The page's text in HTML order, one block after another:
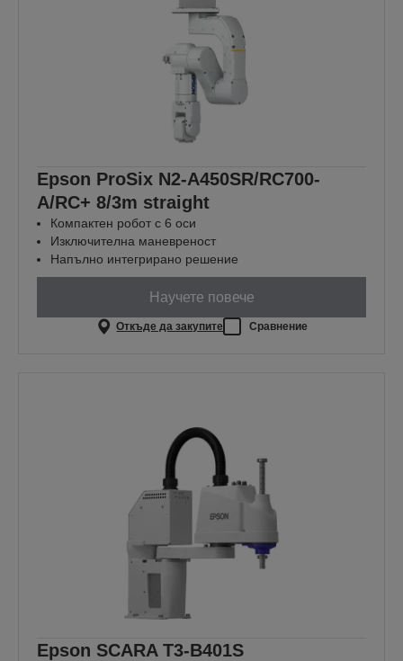
Epson ProSix N2-A450SR/RC700-
A/RC+ 8/3m straight
Компактен робот с 6 оси
Изключителна маневреност
Напълно интегрирано решение
Научете повече
Откъде да закупите Сравнение
Epson SCARA T3-B401S